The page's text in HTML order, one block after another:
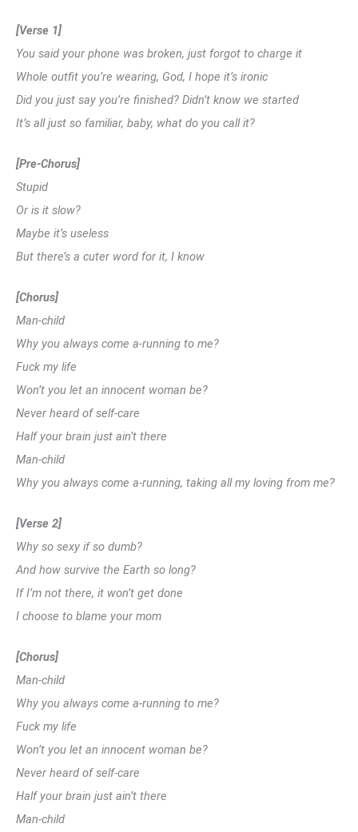
[Verse 1]
You said your phone was broken, just forgot to charge it
Whole outfit you’re wearing, God, I hope it’s ironic
Did you just say you’re finished? Didn’t know we started
It’s all just so familiar, baby, what do you call it?
[Pre-Chorus]
Stupid
Or is it slow?
Maybe it’s useless
But there’s a cuter word for it, I know
[Chorus]
Man-child
Why you always come a-running to me?
Fuck my life
Won’t you let an innocent woman be?
Never heard of self-care
Half your brain just ain’t there
Man-child
Why you always come a-running, taking all my loving from me?
[Verse 2]
Why so sexy if so dumb?
And how survive the Earth so long?
If I’m not there, it won’t get done
I choose to blame your mom
[Chorus]
Man-child
Why you always come a-running to me?
Fuck my life
Won’t you let an innocent woman be?
Never heard of self-care
Half your brain just ain’t there
Man-child